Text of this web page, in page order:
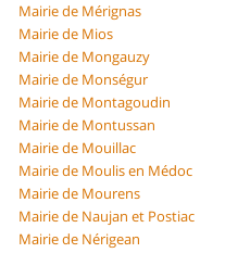
Mairie de Mérignas
Mairie de Mios
Mairie de Mongauzy
Mairie de Monségur
Mairie de Montagoudin
Mairie de Montussan
Mairie de Mouillac
Mairie de Moulis en Médoc
Mairie de Mourens
Mairie de Naujan et Postiac
Mairie de Nérigean